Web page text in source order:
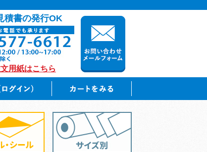
積書の発行OK
用紙はこちら